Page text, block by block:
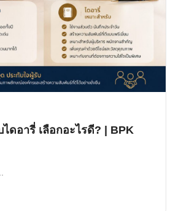
ดอารี่ เลือกอะไรดี? | BPK